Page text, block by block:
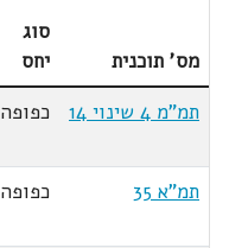
מס' תוכנית
סוג
יחס
תמ"מ 4 שינוי 14
כפופה
תמ"א 35
כפופה